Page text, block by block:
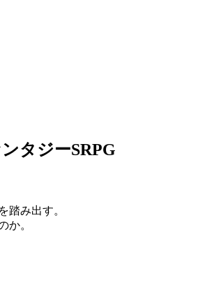
タジーSRPG
踏み出す。
か。